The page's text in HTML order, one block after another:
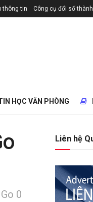
thông tin Công cụ đổi số
HỌC VĂN PHÒNG
0
Liên hệ